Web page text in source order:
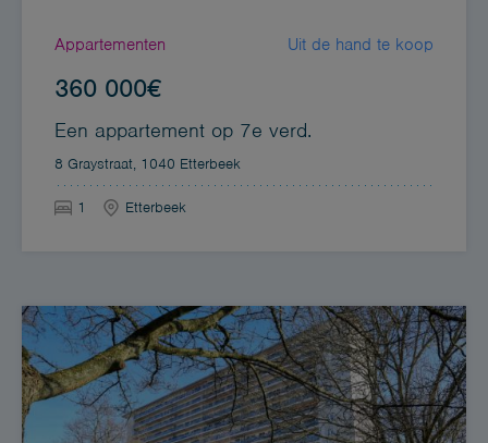
Appartementen Uit de hand te koop
360 000€
Een appartement op 7e verd.
8 Graystraat, 1040 Etterbeek
1 Etterbeek